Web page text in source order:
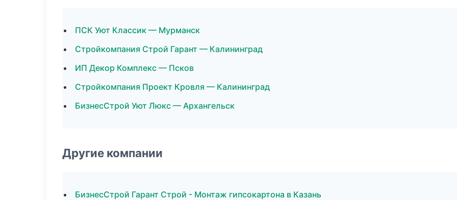
ПСК Уют Классик — Мурманск
Стройкомпания Строй Гарант — Калининград
ИП Декор Комплекс — Псков
Стройкомпания Проект Кровля — Калининград
БизнесСтрой Уют Люкс — Архангельск
Другие компании
БизнесСтрой Гарант Строй - Монтаж гипсокартона в Казань